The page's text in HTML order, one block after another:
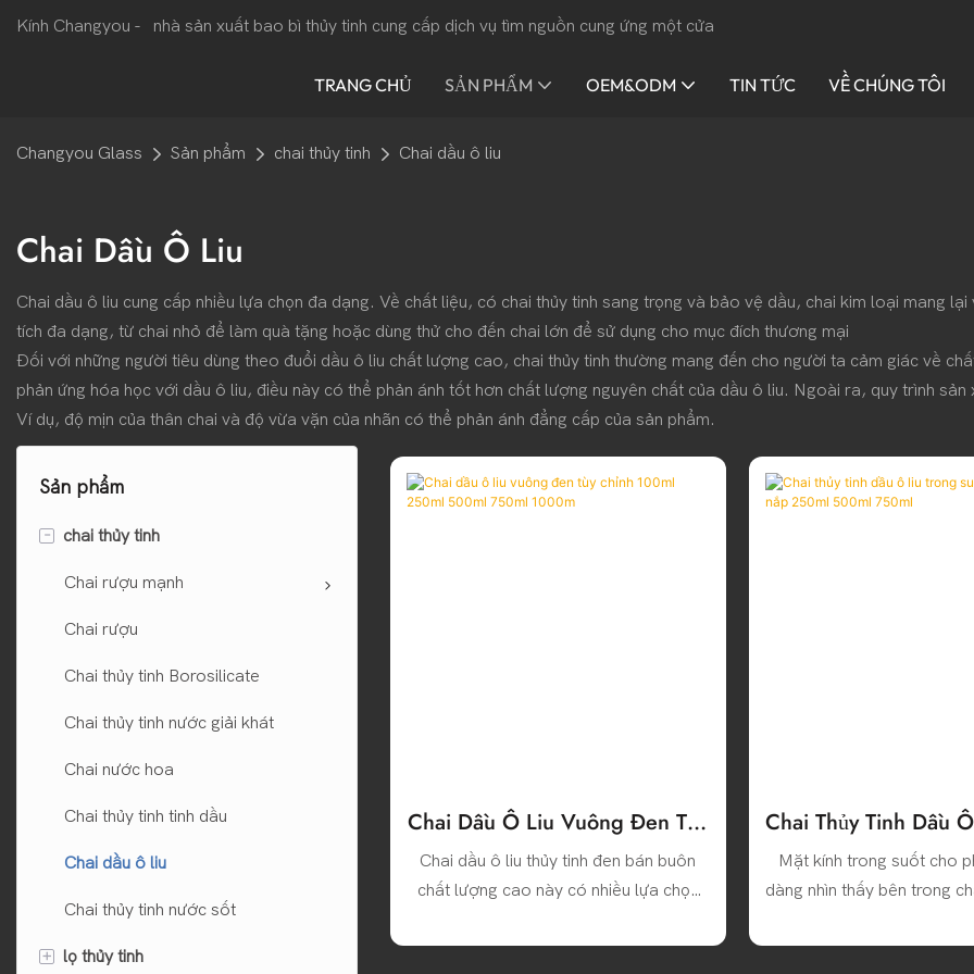
Kính Changyou - nhà sản xuất bao bì thủy tinh cung cấp dịch vụ tìm nguồn cung ứng một cửa
TRANG CHỦ SẢN PHẨM OEM&ODM TIN TỨC VỀ CHÚNG TÔI
Changyou Glass Sản phẩm chai thủy tinh Chai dầu ô liu
Chai Dầu Ô Liu
Chai dầu ô liu cung cấp nhiều lựa chọn đa dạng. Về chất liệu, có chai thủy tinh sang trọng và bảo vệ dầu, chai kim loại mang
tích đa dạng, từ chai nhỏ để làm quà tặng hoặc dùng thử cho đến chai lớn để sử dụng cho mục đích thương mại
Đối với những người tiêu dùng theo đuổi dầu ô liu chất lượng cao, chai thủy tinh thường mang đến cho người ta cảm giác về
phản ứng hóa học với dầu ô liu, điều này có thể phản ánh tốt hơn chất lượng nguyên chất của dầu ô liu. Ngoài ra, quy trình
Ví dụ, độ mịn của thân chai và độ vừa vặn của nhãn có thể phản ánh đẳng cấp của sản phẩm.
Sản phẩm
- chai thủy tinh
Chai rượu mạnh
Chai rượu
Chai thủy tinh Borosilicate
Chai thủy tinh nước giải khát
Chai nước hoa
Chai thủy tinh tinh dầu
Chai dầu ô liu
Chai thủy tinh nước sốt
+ lọ thủy tinh
Chai Dầu Ô Liu Vuông Đen Tùy
Chỉnh 100ml 250ml 500ml
750ml 1000m
Chai dầu ô liu thủy tinh đen bán buôn
chất lượng cao này có nhiều lựa chọn
500ml, 750ml và 1000ml, đáp ứng đầy
Chai Thủy Tinh Dầu
Suốt Vuông Có
500ml
Mặt kính trong suốt cho
dàng nhìn thấy bên trong
các loại nước sốt và giấm